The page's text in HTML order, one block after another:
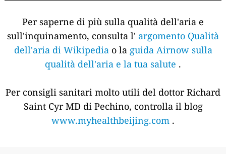
Per saperne di più sulla qualità dell'aria e
sull'inquinamento, consulta l' argomento Qualità
dell'aria di Wikipediao la guida Airnow sulla
qualità dell'aria e la tua salute .
Per consigli sanitari molto utili del dottor Richard
Saint Cyr MD di Pechino, controlla il blog
www.myhealthbeijing.com .